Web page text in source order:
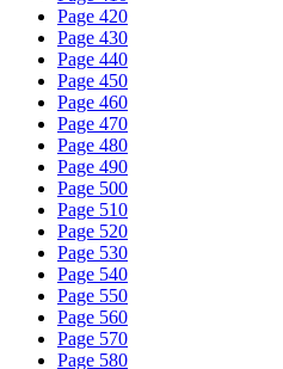
Page 420
Page 430
Page 440
Page 450
Page 460
Page 470
Page 480
Page 490
Page 500
Page 510
Page 520
Page 530
Page 540
Page 550
Page 560
Page 570
Page 580